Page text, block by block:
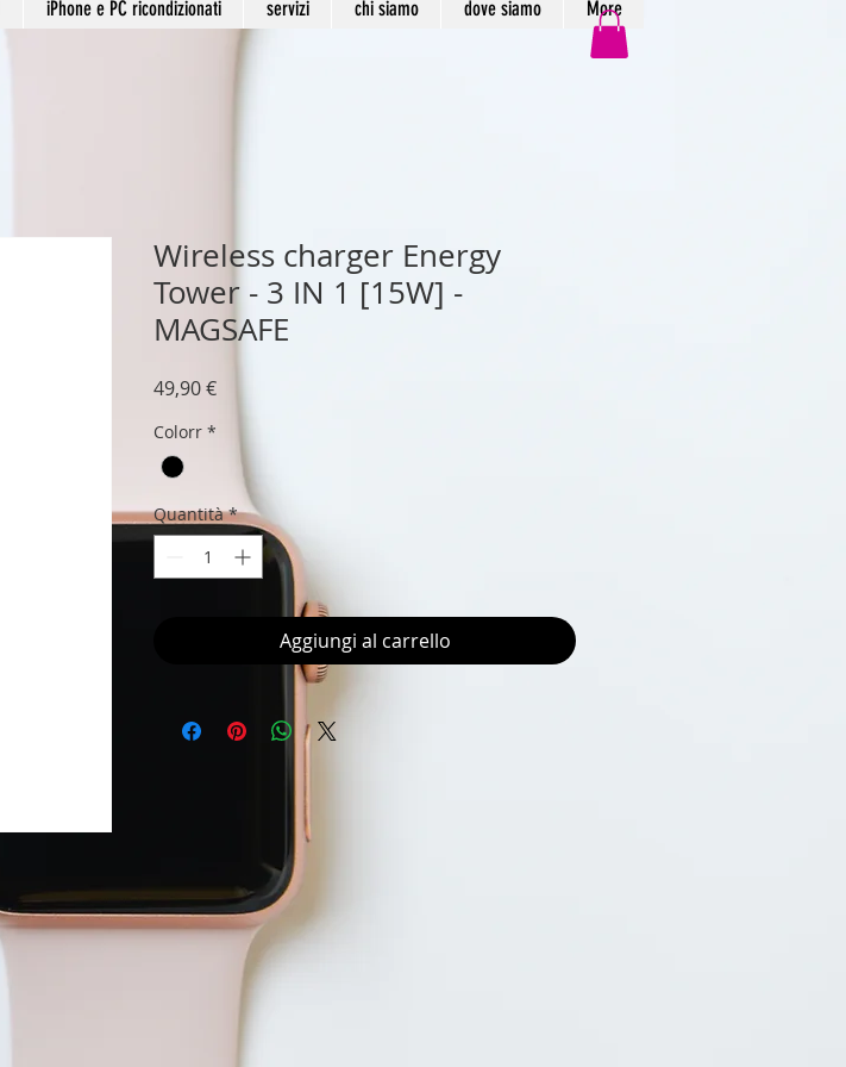
iPhone e PC ricondizionati servizi chi siamo dove siamo More
Wireless charger Energy
Tower - 3 IN 1 [15W] -
MAGSAFE
49,90 €Prezzo
Colorr *
Quantità *
Aggiungi al carrello